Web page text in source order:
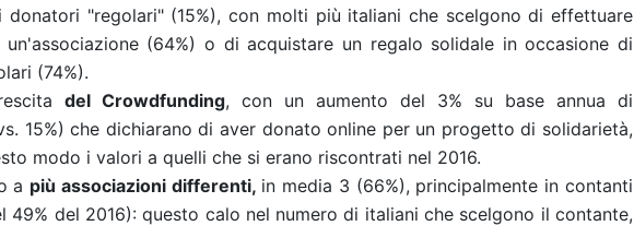
donatori "regolari" (15%), con molti più italiani che scelgono di effettuare
un'associazione (64%) o di acquistare un regalo solidale in occasione di
(74%).
del Crowdfunding, con un aumento del 3% su base annua di
15%) che dichiarano di aver donato online per un progetto di solidarietà,
modo i valori a quelli che si erano riscontrati nel 2016.
a più associazioni differenti, in media 3 (66%), principalmente in contanti
49% del 2016): questo calo nel numero di italiani che scelgono il contante,